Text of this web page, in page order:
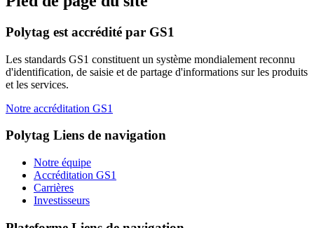
Polytag est accrédité par GS1
Les standards GS1 constituent un système mondialement reconnu
d'identification, de saisie et de partage d'informations sur les produits
et les services.
Notre accréditation GS1
Polytag Liens de navigation
Notre équipe
Accréditation GS1
Carrières
Investisseurs